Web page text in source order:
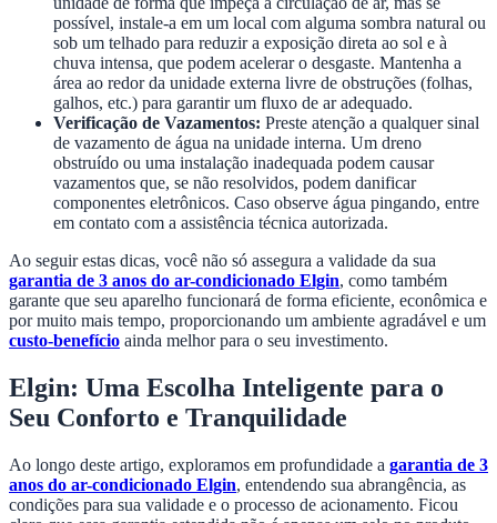
possível, instale-a em um local com alguma sombra natural ou
sob um telhado para reduzir a exposição direta ao sol e à
chuva intensa, que podem acelerar o desgaste. Mantenha a
área ao redor da unidade externa livre de obstruções (folhas,
galhos, etc.) para garantir um fluxo de ar adequado.
Verificação de Vazamentos: Preste atenção a qualquer sinal
de vazamento de água na unidade interna. Um dreno
obstruído ou uma instalação inadequada podem causar
vazamentos que, se não resolvidos, podem danificar
componentes eletrônicos. Caso observe água pingando, entre
em contato com a assistência técnica autorizada.
Ao seguir estas dicas, você não só assegura a validade da sua
garantia de 3 anos do ar-condicionado Elgin, como também
garante que seu aparelho funcionará de forma eficiente, econômica e
por muito mais tempo, proporcionando um ambiente agradável e um
custo-benefício ainda melhor para o seu investimento.
Elgin: Uma Escolha Inteligente para o
Seu Conforto e Tranquilidade
Ao longo deste artigo, exploramos em profundidade a garantia de 3
anos do ar-condicionado Elgin, entendendo sua abrangência, as
condições para sua validade e o processo de acionamento. Ficou